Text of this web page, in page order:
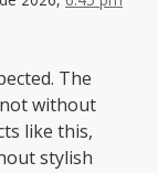
The
without
like this,
stylish